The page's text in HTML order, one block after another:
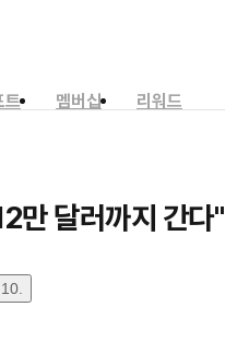
트 멤버십
리워드
만 달러까지 간다"